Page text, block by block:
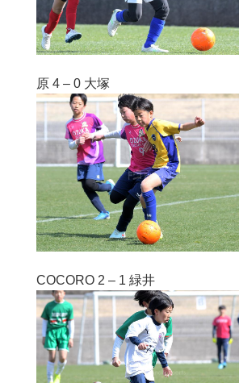
原 4 – 0 大塚
COCORO 2 – 1 緑井